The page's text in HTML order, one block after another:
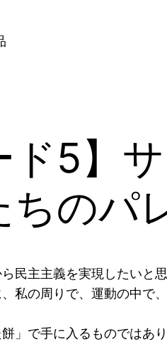
ド5】
ちのパ
民主主義を実現したいと思
私の周りで、運動の中で
」で手に入るものではあ